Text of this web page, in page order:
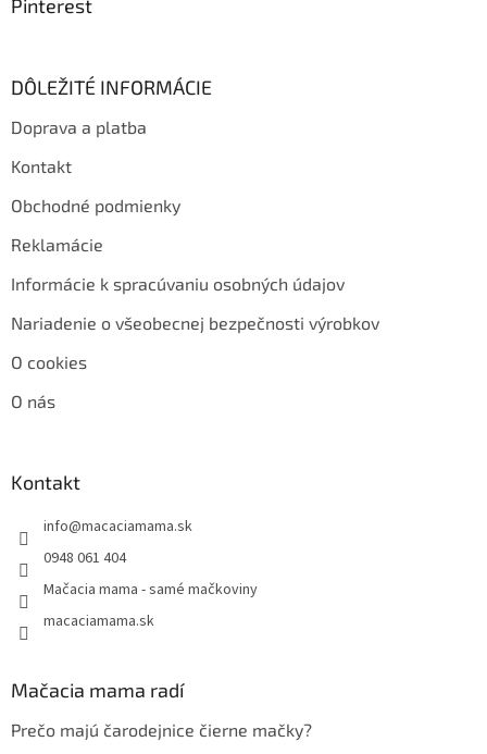
Pinterest
DÔLEŽITÉ INFORMÁCIE
Doprava a platba
Kontakt
Obchodné podmienky
Reklamácie
Informácie k spracúvaniu osobných údajov
Nariadenie o všeobecnej bezpečnosti výrobkov
O cookies
O nás
Kontakt
info@macaciamama.sk
0948 061 404
Mačacia mama - samé mačkoviny
macaciamama.sk
Mačacia mama radí
Prečo majú čarodejnice čierne mačky?